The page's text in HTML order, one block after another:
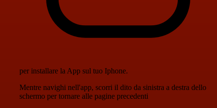
per installare la App sul tuo Iphone.
Mentre navighi nell'app, scorri il dito da sinistra a destra dello
schermo per tornare alle pagine precedenti